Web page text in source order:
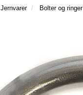
Jernvarer Bolter og ringer